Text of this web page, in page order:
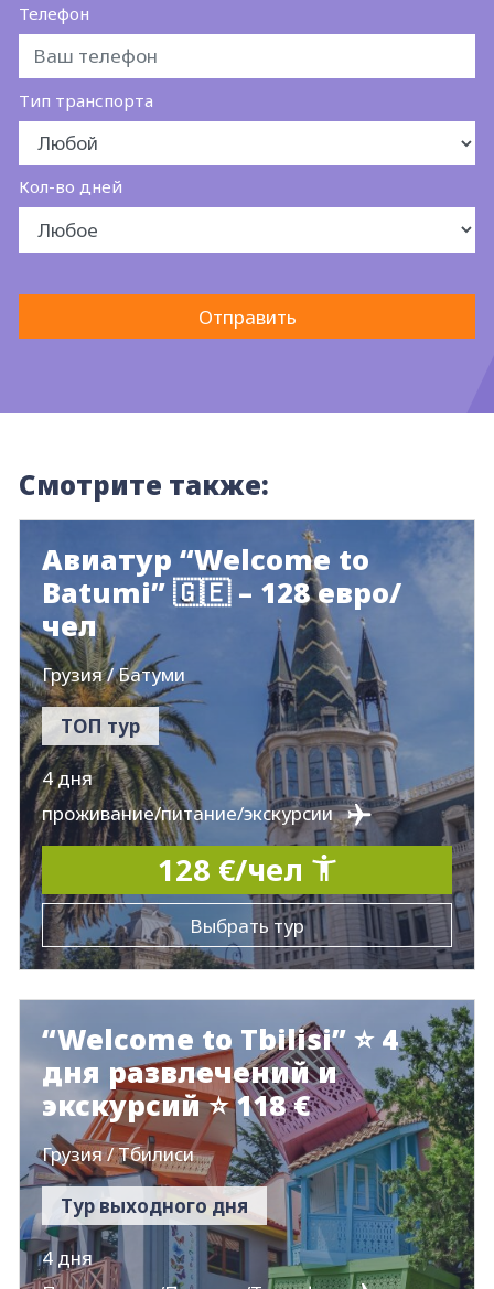
Телефон
Тип транспорта
Кол-во дней
Смотрите также:
Авиатур “Welcome to
Batumi” 🇬🇪 – 128 евро/
чел
Грузия / Батуми
ТОП тур
4 дня
проживание/питание/экскурсии
128 €/чел
Выбрать тур
“Welcome to Tbilisi” ⭐ 4
дня развлечений и
экскурсий ⭐ 118 €
Грузия / Тбилиси
Тур выходного дня
4 дня